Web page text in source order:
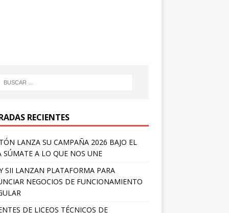
RECIENTES
LANZA SU CAMPAÑA 2026 BAJO EL
SÚMATE A LO QUE NOS UNE
SII LANZAN PLATAFORMA PARA
NEGOCIOS DE FUNCIONAMIENTO
DE LICEOS TÉCNICOS DE